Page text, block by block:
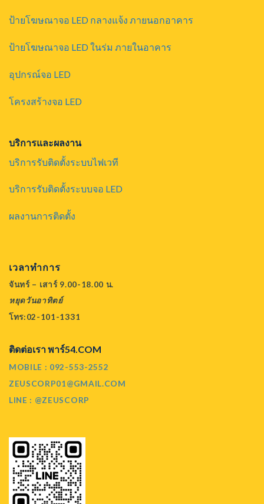
ป้ายโฆษณาจอ LED กลางแจ้ง ภายนอกอาคาร
ป้ายโฆษณาจอ LED ในร่ม ภายในอาคาร
อุปกรณ์จอ LED
โครงสร้างจอ LED
บริการและผลงาน
บริการรับติดตั้งระบบไฟเวที
บริการรับติดตั้งระบบจอ LED
ผลงานการติดตั้ง
เวลาทำการ
จันทร์ – เสาร์ 9.00-18.00 น.
หยุดวันอาทิตย์
โทร:02-101-1331
ติดต่อเรา พาร์54.COM
MOBILE : 092-553-2552
ZEUSCORP01@GMAIL.COM
LINE : @ZEUSCORP